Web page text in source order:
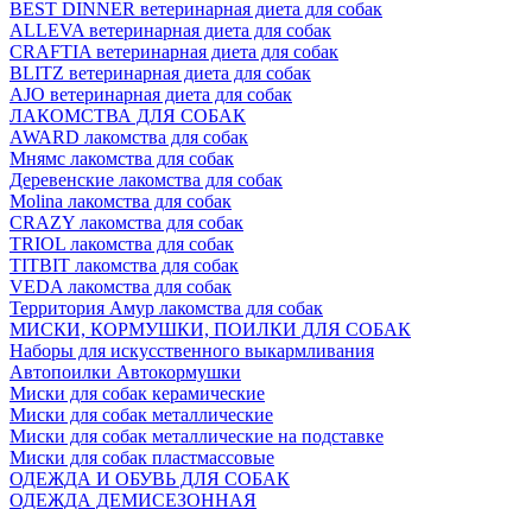
BEST DINNER ветеринарная диета для собак
ALLEVA ветеринарная диета для собак
CRAFTIA ветеринарная диета для собак
BLITZ ветеринарная диета для собак
AJO ветеринарная диета для собак
ЛАКОМСТВА ДЛЯ СОБАК
AWARD лакомства для собак
Мнямс лакомства для собак
Деревенские лакомства для собак
Molina лакомства для собак
CRAZY лакомства для собак
TRIOL лакомства для собак
TITBIT лакомства для собак
VEDA лакомства для собак
Территория Амур лакомства для собак
МИСКИ, КОРМУШКИ, ПОИЛКИ ДЛЯ СОБАК
Наборы для искусственного выкармливания
Автопоилки Автокормушки
Миски для собак керамические
Миски для собак металлические
Миски для собак металлические на подставке
Миски для собак пластмассовые
ОДЕЖДА И ОБУВЬ ДЛЯ СОБАК
ОДЕЖДА ДЕМИСЕЗОННАЯ